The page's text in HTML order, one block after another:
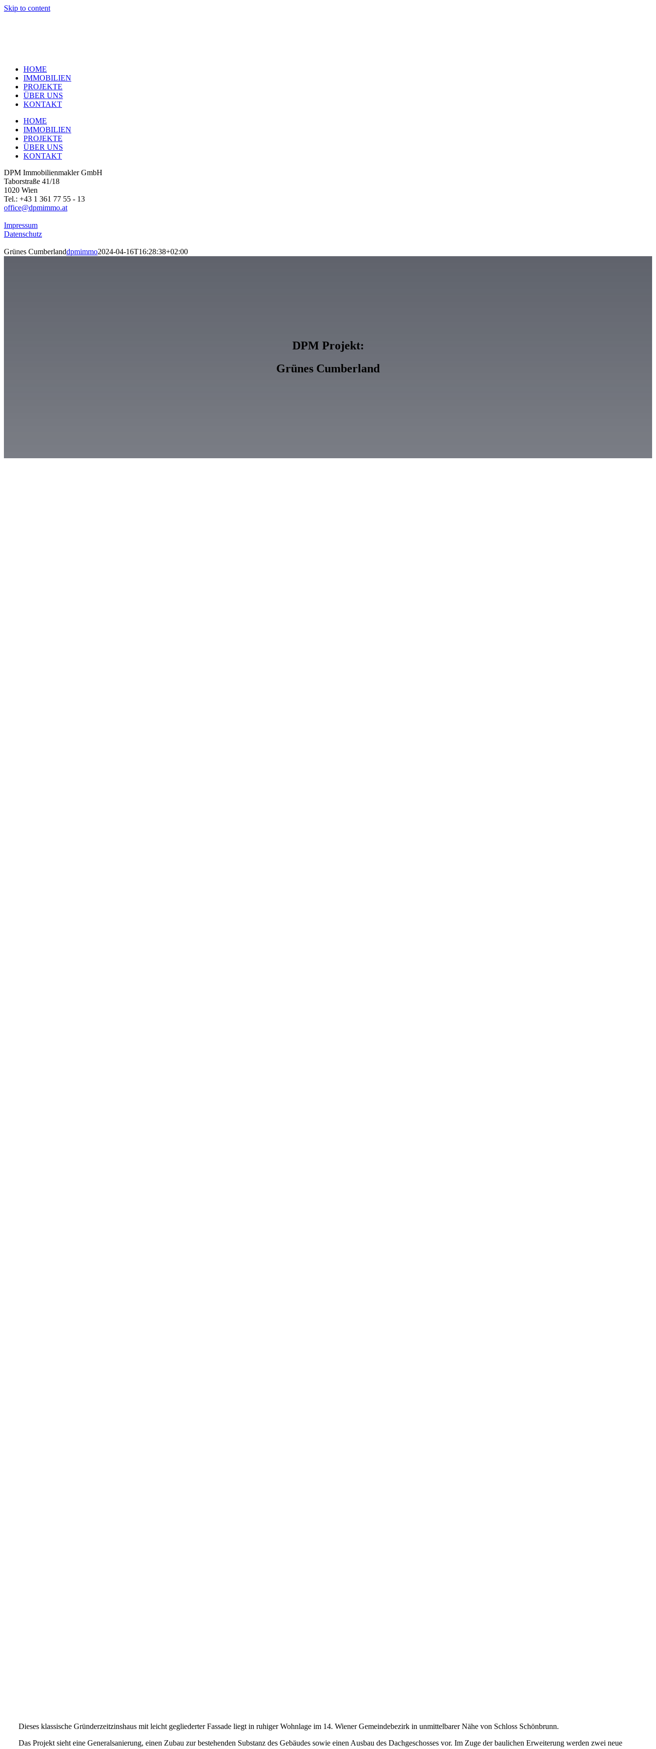
Skip to content
HOME
IMMOBILIEN
PROJEKTE
ÜBER UNS
KONTAKT
HOME
IMMOBILIEN
PROJEKTE
ÜBER UNS
KONTAKT
DPM Immobilienmakler GmbH
Taborstraße 41/18
1020 Wien
Tel.: +43 1 361 77 55 - 13
office@dpmimmo.at
Impressum
Datenschutz
Grünes Cumberlanddpmimmo2024-04-16T16:28:38+02:00
DPM Projekt:
Grünes Cumberland
Dieses klassische Gründerzeitzinshaus mit leicht gegliederter Fassade liegt in ruhiger Wohnlage im 14. Wiener Gemeindebezirk in unmittelbarer Nähe von Schloss Schönbrunn.
Das Projekt sieht eine Generalsanierung, einen Zubau zur bestehenden Substanz des Gebäudes sowie einen Ausbau des Dachgeschosses vor. Im Zuge der baulichen Erweiterung werden zwei neue